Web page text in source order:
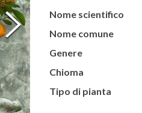
Nome scientifico
Nome comune
Genere
Chioma
Tipo di pianta